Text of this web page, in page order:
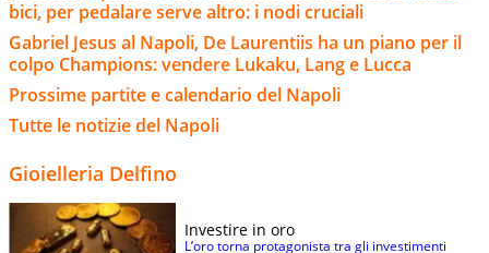
bici, per pedalare serve altro: i nodi cruciali
Gabriel Jesus al Napoli, De Laurentiis ha un piano per il
colpo Champions: vendere Lukaku, Lang e Lucca
Prossime partite e calendario del Napoli
Tutte le notizie del Napoli
Gioielleria Delfino
Investire in oro
L’oro torna protagonista tra gli investimenti